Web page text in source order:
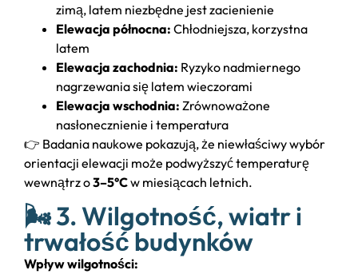
zimą, latem niezbędne jest zacienienie
Elewacja północna: Chłodniejsza, korzystna
latem
Elewacja zachodnia: Ryzyko nadmiernego
nagrzewania się latem wieczorami
Elewacja wschodnia: Zrównoważone
nasłonecznienie i temperatura
👉 Badania naukowe pokazują, że niewłaściwy wybór
orientacji elewacji może podwyższyć temperaturę
wewnątrz o3–5°Cw miesiącach letnich.
🌬️ 3. Wilgotność, wiatr i
trwałość budynków
Wpływ wilgotności: